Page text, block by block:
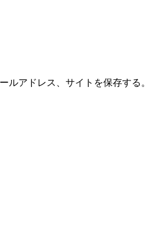
ルアドレス、サイトを保存する。